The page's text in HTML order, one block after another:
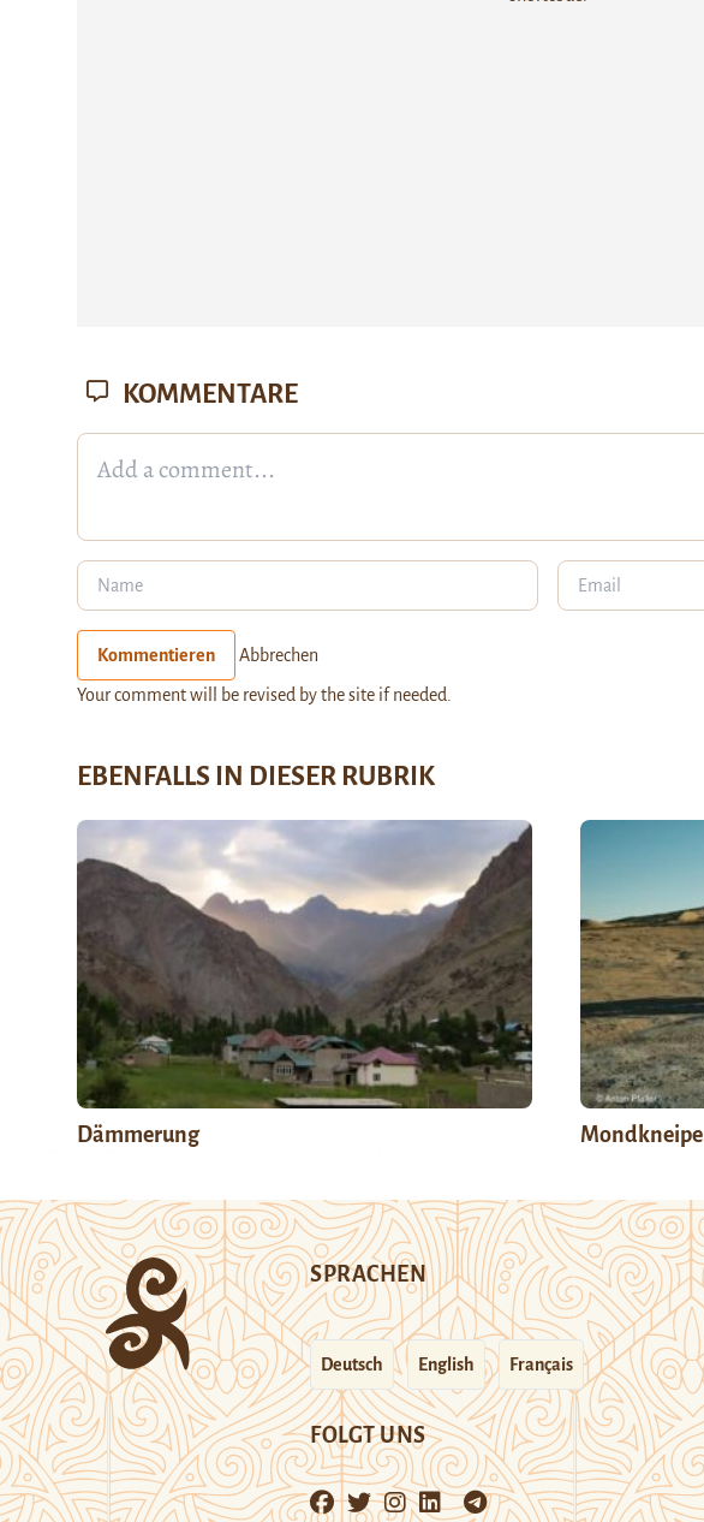
KOMMENTARE
Kommentieren Abbrechen
Your comment will be revised by the site if needed.
EBENFALLS IN DIESER RUBRIK
Dämmerung Mondkneipe
SPRACHEN
Deutsch English Français
FOLGT UNS